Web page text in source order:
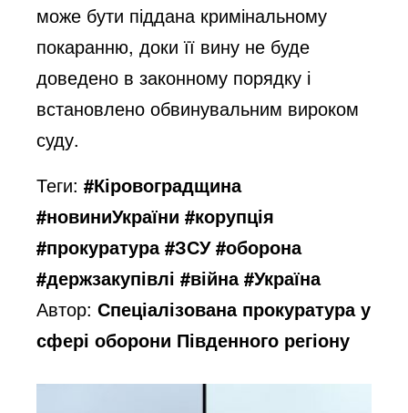
може бути піддана кримінальному
покаранню, доки її вину не буде
доведено в законному порядку і
встановлено обвинувальним вироком
суду.
Теги:#Кіровоградщина
#новиниУкраїни #корупція
#прокуратура #ЗСУ #оборона
#держзакупівлі #війна #Україна
Автор:Спеціалізована прокуратура у
сфері оборони Південного регіону